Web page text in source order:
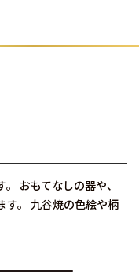
おもてなしの器や、
す。 九谷焼の色絵や柄